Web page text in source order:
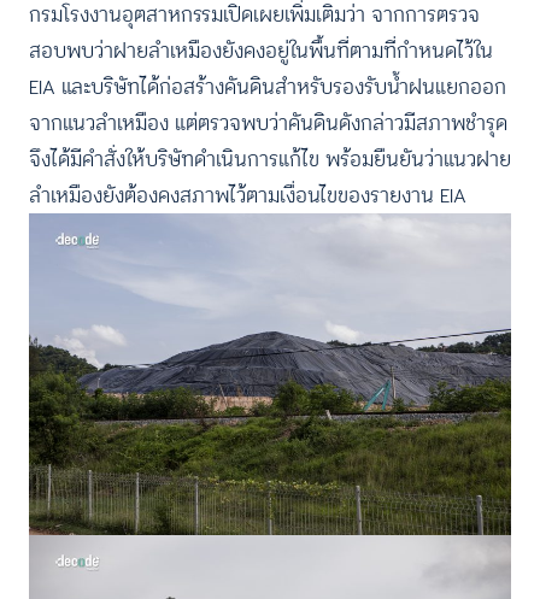
กรมโรงงานอุตสาหกรรมเปิดเผยเพิ่มเติมว่า จากการตรวจ
สอบพบว่าฝายลำเหมืองยังคงอยู่ในพื้นที่ตามที่กำหนดไว้ใน
EIA และบริษัทได้ก่อสร้างคันดินสำหรับรองรับน้ำฝนแยกออก
จากแนวลำเหมือง แต่ตรวจพบว่าคันดินดังกล่าวมีสภาพชำรุด
จึงได้มีคำสั่งให้บริษัทดำเนินการแก้ไข พร้อมยืนยันว่าแนวฝาย
ลำเหมืองยังต้องคงสภาพไว้ตามเงื่อนไขของรายงาน EIA